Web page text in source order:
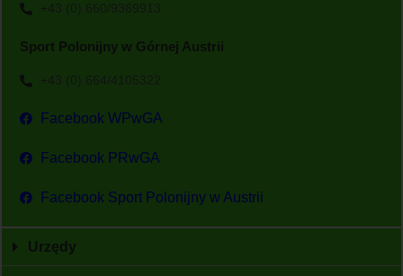
+43 (0) 660/9369913
Sport Polonijny w Górnej Austrii
+43 (0) 664/4105322
Facebook WPwGA
Facebook PRwGA
Facebook Sport Polonijny w Austrii
Urzędy